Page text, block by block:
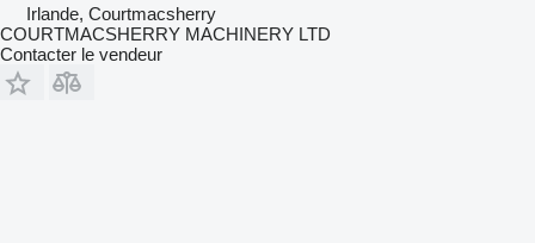
Irlande, Courtmacsherry
COURTMACSHERRY MACHINERY LTD
Contacter le vendeur